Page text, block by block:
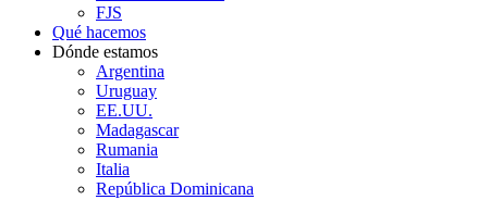
FJS
Qué hacemos
Dónde estamos
Argentina
Uruguay
EE.UU.
Madagascar
Rumania
Italia
República Dominicana